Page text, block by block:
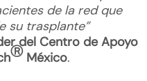
de la red que
su trasplante”
del Centro de Apoyo
Ⓡ México.